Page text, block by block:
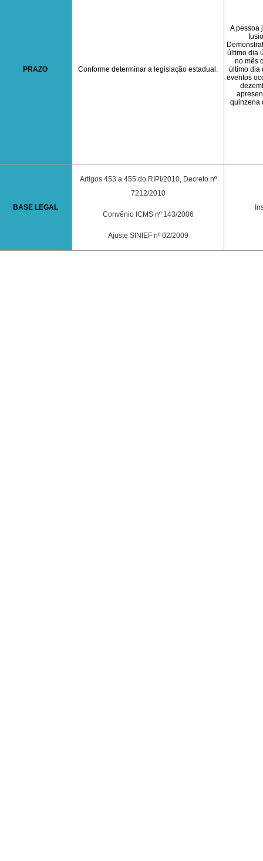
PRAZO Conforme determinar a legislação estadual.
A pessoa
último dia
no mês
último dia
eventos
quinzena
BASE LEGAL
Artigos 453 a 455 do RIPI/2010, Decreto nº
7212/2010
Convênio ICMS nº 143/2006
Ajuste SINIEF nº 02/2009